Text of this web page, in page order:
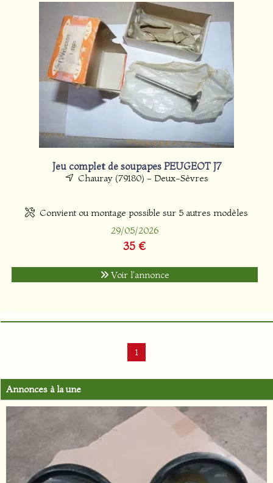
Annonces à la une
Jeu complet de soupapes PEUGEOT J7
Chauray (79180) - Deux-Sèvres
Convient ou montage possible sur 5 autres modèles
29/05/2026
35 €
Voir l'annonce
1